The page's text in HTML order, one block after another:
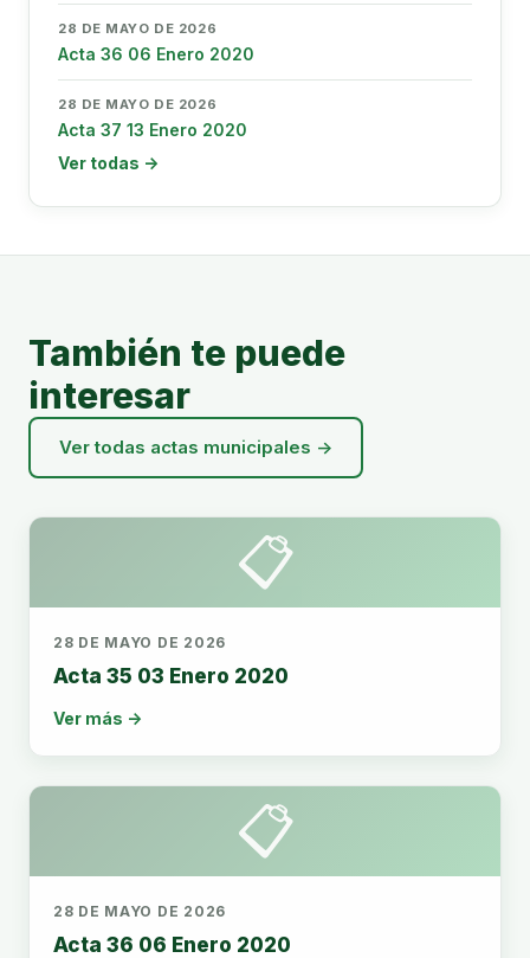
28 DE MAYO DE 2026
Acta 36 06 Enero 2020
28 DE MAYO DE 2026
Acta 37 13 Enero 2020
Ver todas →
También te puede
interesar
Ver todas actas municipales →
📋
28 DE MAYO DE 2026
Acta 35 03 Enero 2020
Ver más →
📋
28 DE MAYO DE 2026
Acta 36 06 Enero 2020